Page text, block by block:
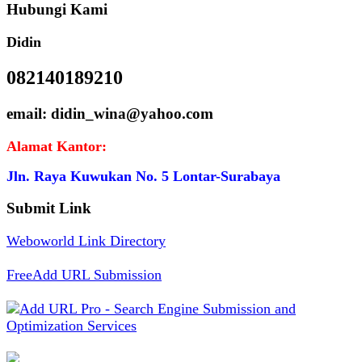
Hubungi Kami
Didin
082140189210
email: didin_wina@yahoo.com
Alamat Kantor:
Jln. Raya Kuwukan No. 5 Lontar-Surabaya
Submit Link
Weboworld Link Directory
FreeAdd URL Submission